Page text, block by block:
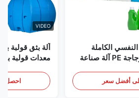
الكاملة
التلقائية HDPE زجاجة PE آلة صناعة
سعر
VIDEO
آلة بثق قولبة
معدات قولبة بالنفخ
احصل على